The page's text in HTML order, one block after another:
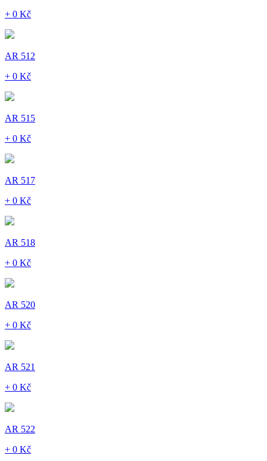
+ 0 Kč
AR 512
+ 0 Kč
AR 515
+ 0 Kč
AR 517
+ 0 Kč
AR 518
+ 0 Kč
AR 520
+ 0 Kč
AR 521
+ 0 Kč
AR 522
+ 0 Kč